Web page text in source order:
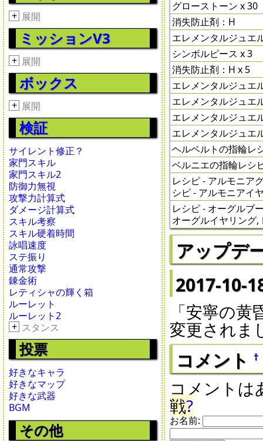
+ 展開
ミッションV3
+ 展開
ボックス
+ 展開
検証
サイレント修正？
家門スキル
家門スキル2
防御力無視
攻撃力計算式
ダメージ計算式
スキル考察
スキル硬着時間
詠唱速度
ステ振り
通常攻撃
錬金術
レティシャの輝く箱
ルーレット
ルーレット2
+ スタンス
投票
好きなキャラ
好きなマップ
好きな武器
BGM
その他
グローストーン x 30
消失防止剤：H
エレメンタルジュエ
シンボルピース x 3
消失防止剤：H x 5
エレメンタルジュエ
エレメンタルジュエ
エレメンタルジュエ
エレメンタルジュエ
ヘルベルトの指輪レ
ベルニエの指輪レシ
レシピ - アルモニア
シピ - アルモニアイ
レシピ - オーグルブ
オーグルイヤリング
アップデ
2017-10-
「安寧の
変更されま
コメント †
コメント
戦?
お名前: